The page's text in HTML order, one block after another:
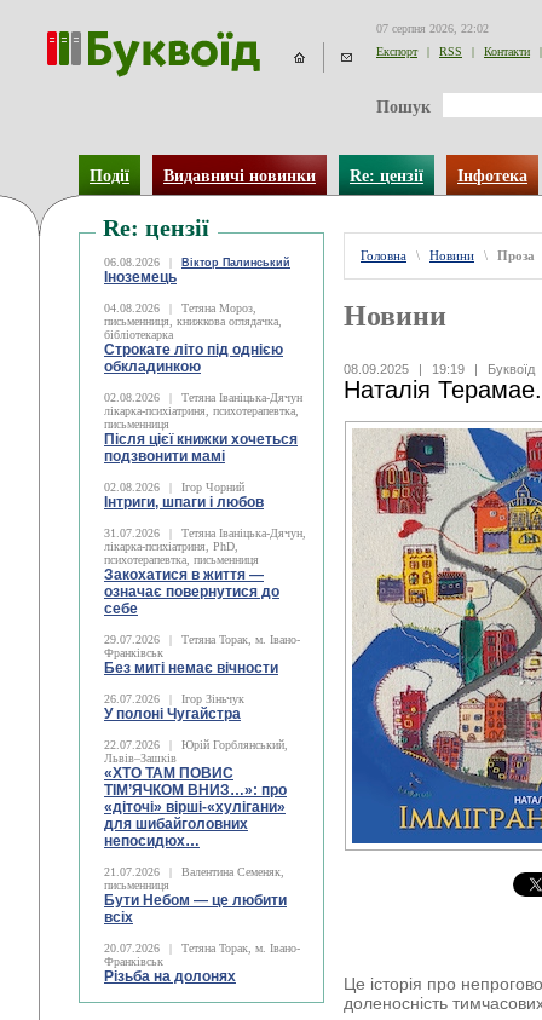
07 серпня 2026, 22:02
Експорт
| RSS | Контакти |
Пошук
Події Видавничі новинки Re: цензії Інфотека
Re: цензії
06.08.2026 | Віктор Палинський
Іноземець
04.08.2026 |
Тетяна Мороз,
письменниця, книжкова оглядачка,
бібліотекарка
Строкате літо під однією
обкладинкою
02.08.2026 |
Тетяна Іваніцька-Дячун
лікарка-психіатриня, психотерапевтка,
письменниця
Після цієї книжки хочеться
подзвонити мамі
02.08.2026 | Ігор Чорний
Інтриги, шпаги і любов
31.07.2026 |
Тетяна Іваніцька-Дячун,
лікарка-психіатриня, PhD,
психотерапевтка, письменниця
Закохатися в життя —
означає повернутися до
себе
29.07.2026 |
Тетяна Торак, м. Івано-
Франківськ
Без миті немає вічности
26.07.2026 | Ігор Зіньчук
У полоні Чугайстра
22.07.2026 |
Юрій Горблянський,
Львів–Зашків
«ХТО ТАМ ПОВИС
ТІМ’ЯЧКОМ ВНИЗ…»: про
«діточі» вірші-«хулігани»
для шибайголовних
непосидюх…
21.07.2026 |
Валентина Семеняк,
письменниця
Бути Небом ― це любити
всіх
20.07.2026 |
Тетяна Торак, м. Івано-
Франківськ
Різьба на долонях
Головна \ Новини \ Проза
Новини
08.09.2025 | 19:19 | Буквоїд
Наталія
Це історія про
доленосність